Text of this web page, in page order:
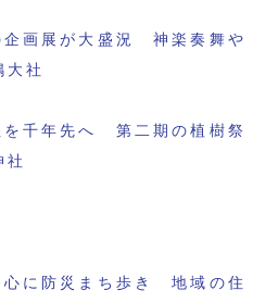
企画展が大盛況 神楽奏舞や
社
を千年先へ 第二期の植樹祭
心に防災まち歩き 地域の住